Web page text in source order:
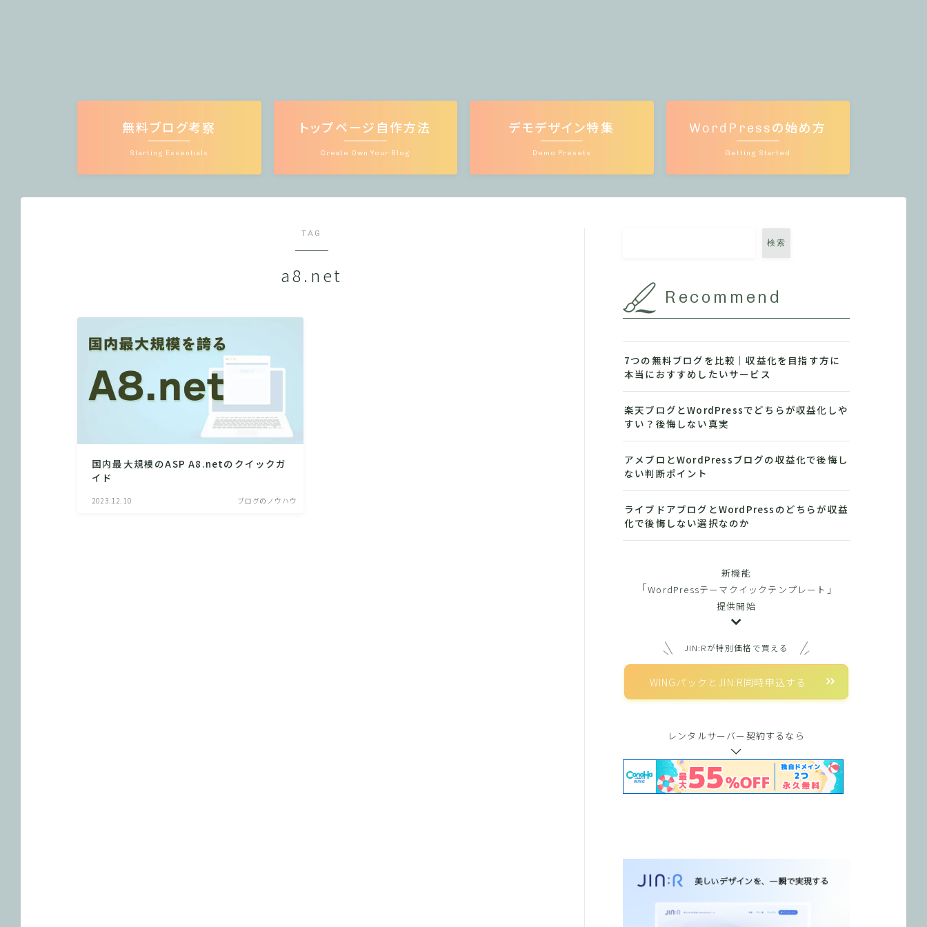
Starting Essentials
無料ブログ考察
Create Own Your Blog
トップページ自作方法
Demo Presets
デモデザイン特集
Getting Started
WordPressの始め方
TAG
a8.net
国内最大規模のASP A8.netのクイックガ
イド
2023.12.10 ブログのノウハウ
検索
Recommend
7つの無料ブログを比較｜収益化を目指す方に
本当におすすめしたいサービス
楽天ブログとWordPressでどちらが収益化しや
すい？後悔しない真実
アメブロとWordPressブログの収益化で後悔し
ない判断ポイント
ライブドアブログとWordPressのどちらが収益
化で後悔しない選択なのか
新機能
「WordPressテーマクイックテンプレート」
提供開始
JIN:Rが特別価格で買える
WINGパックとJIN:R同時申込する
レンタルサーバー契約するなら